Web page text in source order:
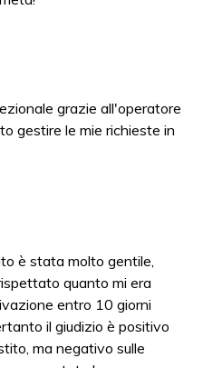
grazie all'operatore
gestire le mie richieste in
è stata molto gentile,
quanto mi era
entro 10 giorni
il giudizio è positivo
ma negativo sulle